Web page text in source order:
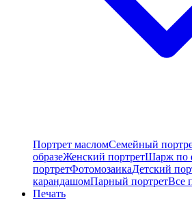
Портрет масломСемейный
образеЖенский портретШарж по
портретФотомозаикаДетский
карандашомПарный портретВсе
Печать